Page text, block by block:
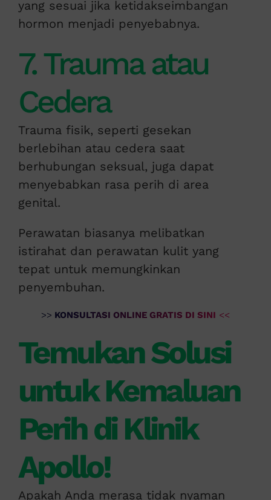
yang sesuai jika ketidakseimbangan
hormon menjadi penyebabnya.
7. Trauma atau
Cedera
Trauma fisik, seperti gesekan
berlebihan atau cedera saat
berhubungan seksual, juga dapat
menyebabkan rasa perih di area
genital.
Perawatan biasanya melibatkan
istirahat dan perawatan kulit yang
tepat untuk memungkinkan
penyembuhan.
>> KONSULTASI ONLINE GRATIS DI SINI <<
Temukan Solusi
untuk Kemaluan
Perih di Klinik
Apollo!
Apakah Anda merasa tidak nyaman